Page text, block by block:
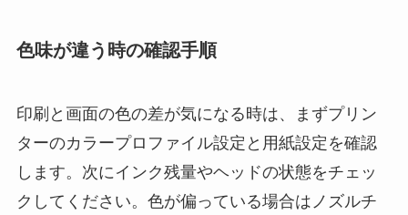
色味が違う時の確認手順
印刷と画面の色の差が気になる時は、まずプリン
ターのカラープロファイル設定と用紙設定を確認
します。次にインク残量やヘッドの状態をチェッ
クしてください。色が偏っている場合はノズルチ